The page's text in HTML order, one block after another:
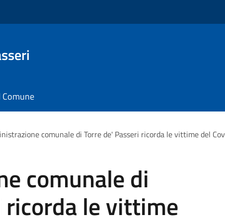
comunale di Torre de' Passeri ricorda le vittime del
comunale di
ricorda le vittime